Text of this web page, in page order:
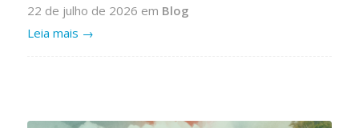
22 de julho de 2026 em Blog
Leia mais →